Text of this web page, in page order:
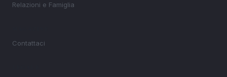
Relazioni e Famiglia
Contattaci